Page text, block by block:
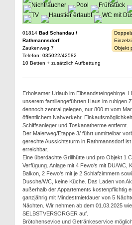
01814 Bad Schandau /
Rathmannsdorf
Zaukenweg 7
Telefon: 035022/42582
10 Betten + zusätzlich Aufbettung
Objekt
Erholsamer Urlaub im Elbsandsteingebirge.
unserem familiengeführten Haus im ruhigen
dennoch zentral gelegen, nur 800 m vom
öffentlichem Nahverkehr,
Schiffsanleger und Toskanatherme entfernt.
Der Malerweg/Etappe 3/ führt unmittelbar
gerechte Aussichtsturm in Rathmannsdorf
erreichbar.
Eine überdachte Grillhütte und pro Objekt 1
Verfügung. Anlage mit 4 Fewo's mit DU/WC,
Balkon, 2 Fewo's mit je 2 Schlafzimmern
Dusche/WC, keine Küche. Das Laden von
außerhalb der Appartements kostenpflichtig
ganzjährig mit Mindestmietdauer von 5
Nächten. Wir nehmen ab dem 01.03.2025
SELBSTVERSORGER auf.
Brötchensevice und Getränkeservice